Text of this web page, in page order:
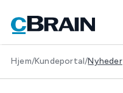
Hjem/Kundeportal/Nyheder